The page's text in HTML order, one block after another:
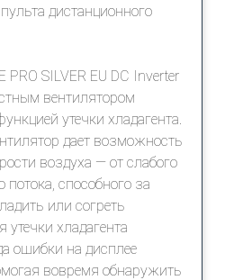
дистанционного
PRO SILVER EU DC Inverter
вентилятором
утечки хладагента.
дает возможность
воздуха — от слабого
способного за
или согреть
хладагента
ошибки на дисплее
вовремя обнаружить